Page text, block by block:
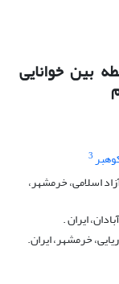
بین خوانایی
3
اسلامی، خرمشهر،
ایران .
خرمشهر، ایران.